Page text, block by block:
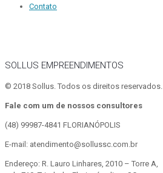
Contato
SOLLUS EMPREENDIMENTOS
© 2018 Sollus. Todos os direitos reservados.
Fale com um de nossos consultores
(48) 99987-4841 FLORIANÓPOLIS
E-mail: atendimento@sollussc.com.br
Endereço: R. Lauro Linhares, 2010 – Torre A,